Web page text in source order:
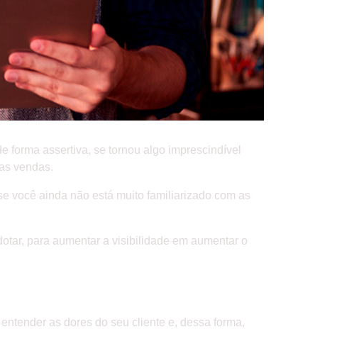
forma assertiva, se tornou algo imprescindível
vendas.
você ainda não está muito familiarizado com as
para aumentar a visibilidade em aumentar o
as dores do seu cliente e, dessa forma,